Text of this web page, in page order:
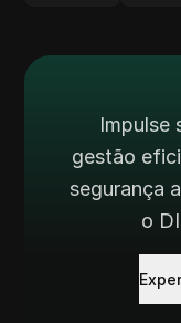
Impulse
gestão
segurança
o